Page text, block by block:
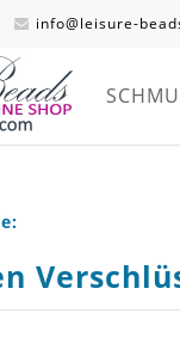
info@leisure-